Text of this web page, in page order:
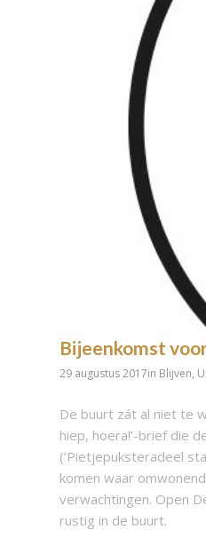
Bijeenkomst
29 augustus 2017in Blijven,
De buurt zát al niet te
hiep, hoera!’-brief die
(‘Pietjepuksteradeel
komen waar
verwachtingen. Open
rustig in de buurt.